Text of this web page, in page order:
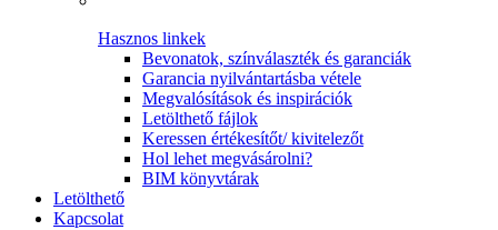
Hasznos linkek
Bevonatok, színválaszték és garanciák
Garancia nyilvántartásba vétele
Megvalósítások és inspirációk
Letölthető fájlok
Keressen értékesítőt/ kivitelezőt
Hol lehet megvásárolni?
BIM könyvtárak
Letölthető
Kapcsolat